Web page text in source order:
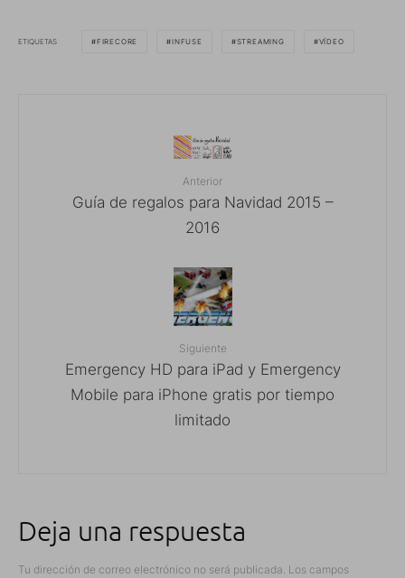
ETIQUETAS FIRECORE INFUSE STREAMING VÍDEO
Anterior
Guía de regalos para Navidad 2015 –
2016
Siguiente
Emergency HD para iPad y Emergency
Mobile para iPhone gratis por tiempo
limitado
Deja una respuesta
Tu dirección de correo electrónico no será publicada. Los campos